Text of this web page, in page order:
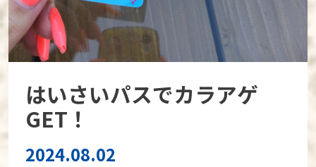
はいさいパスでカラアゲ
GET！
2024.08.02